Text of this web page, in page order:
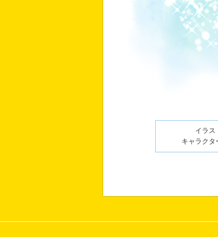
イラス
キャラクタ